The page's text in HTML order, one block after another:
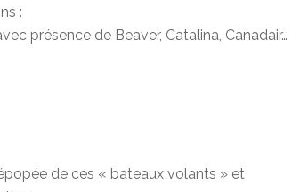
:
présence de Beaver, Catalina, Canadair…
de ces « bateaux volants » et